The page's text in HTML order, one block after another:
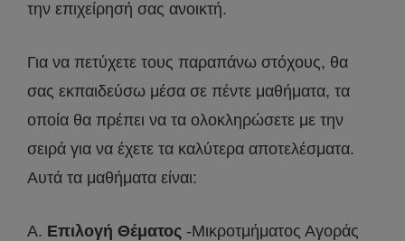
την επιχείρησή σας ανοικτή.
Για να πετύχετε τους παραπάνω στόχους, θα
σας εκπαιδεύσω μέσα σε πέντε μαθήματα, τα
οποία θα πρέπει να τα ολοκληρώσετε με την
σειρά για να έχετε τα καλύτερα αποτελέσματα.
Αυτά τα μαθήματα είναι:
Α. Επιλογή Θέματος -Μικροτμήματος Αγοράς